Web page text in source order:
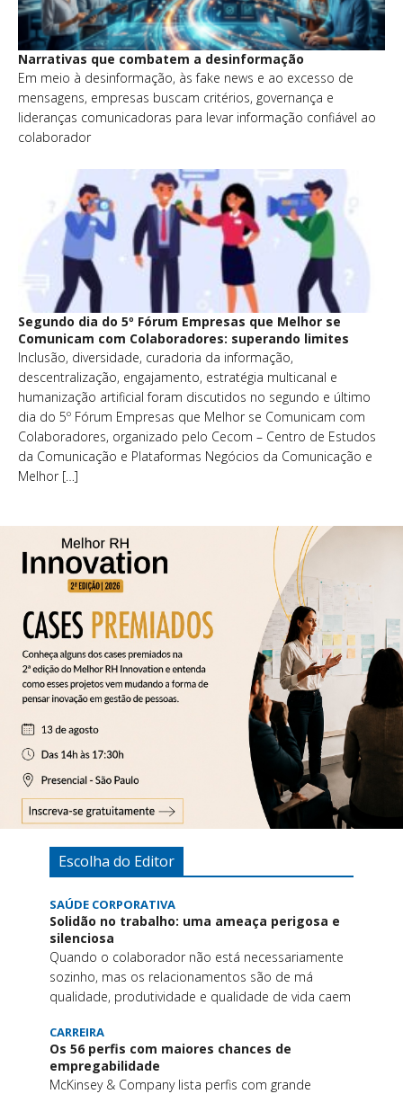
Narrativas que combatem a desinformação
Em meio à desinformação, às fake news e ao excesso de
mensagens, empresas buscam critérios, governança e
lideranças comunicadoras para levar informação confiável ao
colaborador
Segundo dia do 5º Fórum Empresas que Melhor se
Comunicam com Colaboradores: superando limites
Inclusão, diversidade, curadoria da informação,
descentralização, engajamento, estratégia multicanal e
humanização artificial foram discutidos no segundo e último
dia do 5º Fórum Empresas que Melhor se Comunicam com
Colaboradores, organizado pelo Cecom – Centro de Estudos
da Comunicação e Plataformas Negócios da Comunicação e
Melhor […]
Escolha do Editor
SAÚDE CORPORATIVA
Solidão no trabalho: uma ameaça perigosa e
silenciosa
Quando o colaborador não está necessariamente
sozinho, mas os relacionamentos são de má
qualidade, produtividade e qualidade de vida caem
CARREIRA
Os 56 perfis com maiores chances de
empregabilidade
McKinsey & Company lista perfis com grande